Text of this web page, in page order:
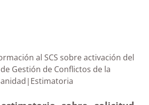
al SCS sobre activación del
Gestión de Conflictos de la
Sanidad|Estimatoria